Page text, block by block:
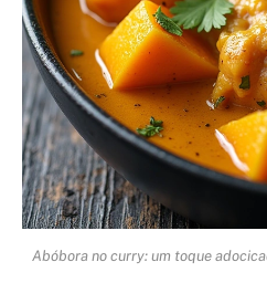
Abóbora no curry: um toque